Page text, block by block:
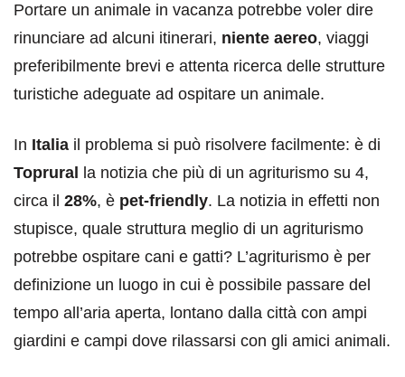
Portare un animale in vacanza potrebbe voler dire
rinunciare ad alcuni itinerari, niente aereo, viaggi
preferibilmente brevi e attenta ricerca delle strutture
turistiche adeguate ad ospitare un animale.
In Italia il problema si può risolvere facilmente: è di
Toprural
la notizia che più di un agriturismo su 4,
circa il 28%, è pet-friendly. La notizia in effetti non
stupisce, quale struttura meglio di un agriturismo
potrebbe ospitare cani e gatti? L’agriturismo è per
definizione un luogo in cui è possibile passare del
tempo all’aria aperta, lontano dalla città con ampi
giardini e campi dove rilassarsi con gli amici animali.